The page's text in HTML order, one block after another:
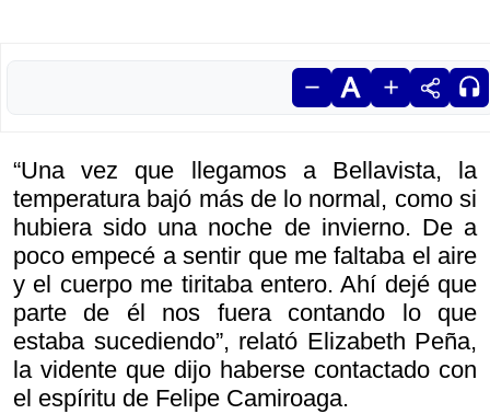
“Una vez que llegamos a Bellavista, la
temperatura bajó más de lo normal, como si
hubiera sido una noche de invierno. De a
poco empecé a sentir que me faltaba el aire
y el cuerpo me tiritaba entero. Ahí dejé que
parte de él nos fuera contando lo que
estaba sucediendo”, relató Elizabeth Peña,
la vidente que dijo haberse contactado con
el espíritu de Felipe Camiroaga.